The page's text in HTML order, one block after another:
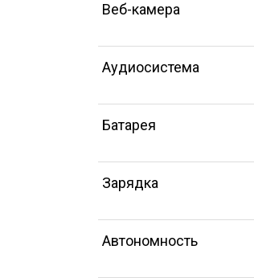
Веб-камера
Аудиосистема
Батарея
Зарядка
Автономность